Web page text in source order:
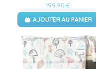
199,90 €
AJOUTER AU PANIER